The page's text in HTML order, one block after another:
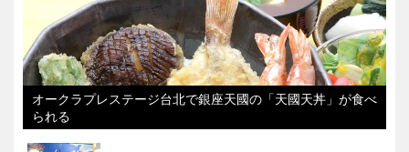
オークラプレステージ台北で銀座天國の「天國天丼」が食べ
られる